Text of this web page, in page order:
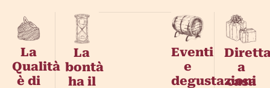
La
Qualità
è di
La
bontà
ha il
Eventi
e
degustazioni
a
casa